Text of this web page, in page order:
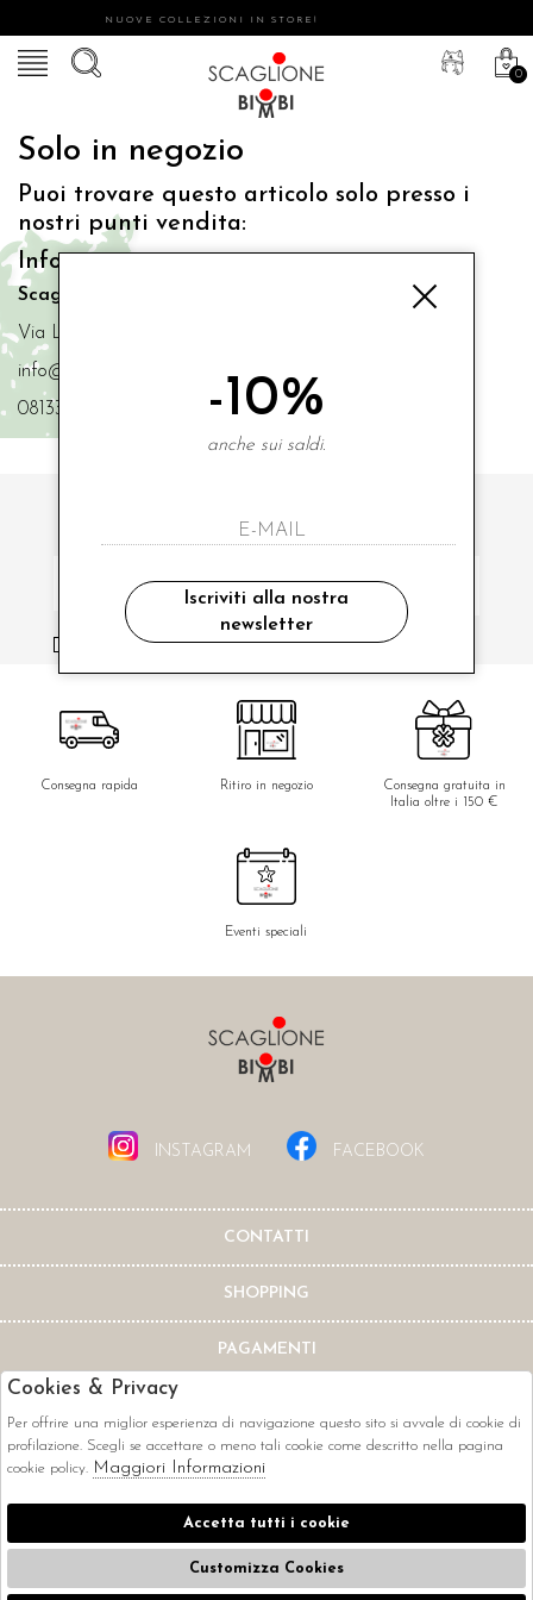
NUOVE COLLEZIONI IN STORE!
0
Solo in negozio
Puoi trovare questo articolo solo presso i
nostri punti vendita:
Info contatti
Scaglione Bimbi di Iacono Maria Angela
Via Luigi Mazzella,73 80077 Ischia
info@scaglionebimbi.com
0813331162
ISCRIVITI ALLA NOSTRA NEWSLETTER
ho letto ed accettato le condizioni sulla privacy.
Consegna rapida Ritiro in negozio
Consegna gratuita in
Italia oltre i 150 €
Eventi speciali
INSTAGRAM FACEBOOK
CONTATTI
SHOPPING
PAGAMENTI
CORRIERI
-10%
anche sui saldi.
Iscriviti alla nostra
newsletter
Cookies & Privacy
Per offrire una miglior esperienza di navigazione questo sito si avvale di cookie di
profilazione. Scegli se accettare o meno tali cookie come descritto nella pagina
cookie policy. Maggiori Informazioni
Accetta tutti i cookie
Customizza Cookies